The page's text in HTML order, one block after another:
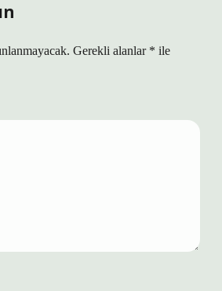
Gerekli alanlar * ile